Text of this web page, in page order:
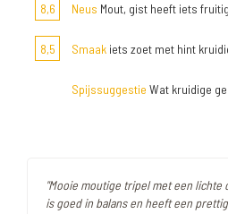
8,6 Neus Mout, gist heeft iets
8,5 Smaak iets zoet met hint
Spijssuggestie Wat kruidige
"Mooie moutige tripel met een
is goed in balans en heeft een